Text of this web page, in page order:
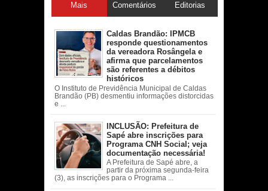
Mais
acessadas
Comentários Editorias
Caldas Brandão: IPMCB
responde questionamentos
da vereadora Rosângela e
afirma que parcelamentos
são referentes a débitos
históricos
O Instituto de Previdência Municipal de Caldas
Brandão (PB) desmentiu informações distorcidas
e ...
INCLUSÃO: Prefeitura de
Sapé abre inscrições para
Programa CNH Social; veja
documentação necessária!
A Prefeitura de Sapé abre, a
partir da próxima segunda-feira
(3), as inscrições para o Programa ...